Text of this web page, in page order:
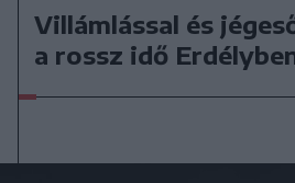
Villámlással és
a rossz idő